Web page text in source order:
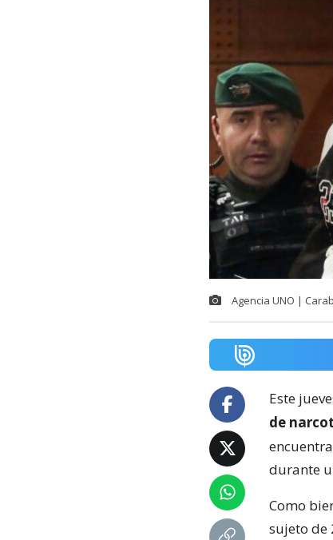
Agencia UNO |
Este
de
durante
Como
sujeto de